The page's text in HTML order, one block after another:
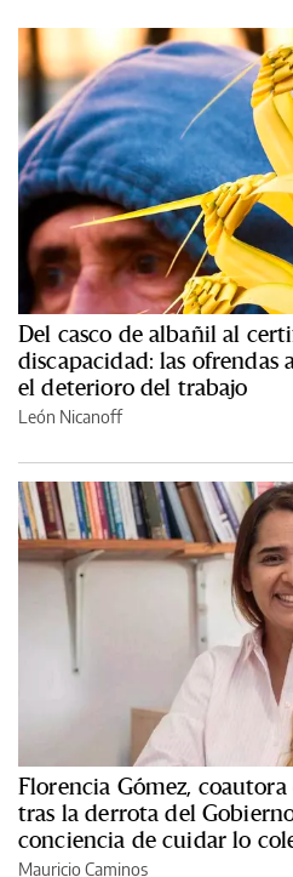
Del casco de albañil al
discapacidad: las ofrendas
el deterioro del trabajo
León Nicanoff
Florencia Gómez,
tras la derrota del
conciencia de cuidar lo
Mauricio Caminos